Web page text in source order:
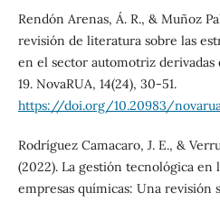
Rendón Arenas, Á. R., & Muñoz
revisión de literatura sobre las
en el sector automotriz derivadas
19. NovaRUA, 14(24), 30-51.
https://doi.org/10.20983/
Rodríguez Camacaro, J. E., &
(2022). La gestión tecnológica en
empresas químicas: Una